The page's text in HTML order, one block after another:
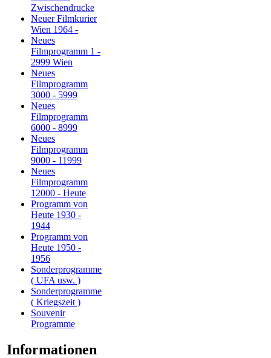
Zwischendrucke
Neuer Filmkurier
Wien 1964 -
Neues
Filmprogramm 1 -
2999 Wien
Neues
Filmprogramm
3000 - 5999
Neues
Filmprogramm
6000 - 8999
Neues
Filmprogramm
9000 - 11999
Neues
Filmprogramm
12000 - Heute
Programm von
Heute 1930 -
1944
Programm von
Heute 1950 -
1956
Sonderprogramme
( UFA usw. )
Sonderprogramme
( Kriegszeit )
Souvenir
Programme
Informationen